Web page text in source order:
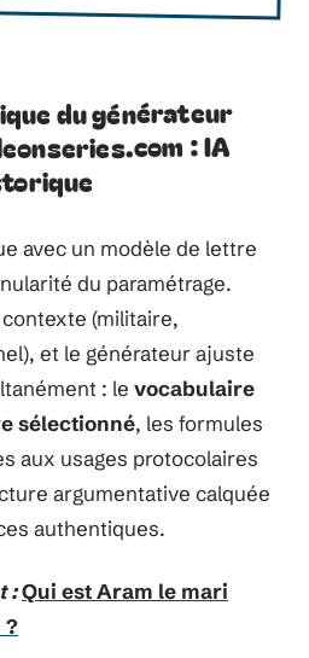
du générateur
: IA
avec un modèle de lettre
du paramétrage.
(militaire,
et le générateur ajuste
: le vocabulaire
sélectionné, les formules
aux usages protocolaires
argumentative calquée
authentiques.
:Qui est Aram le mari
?